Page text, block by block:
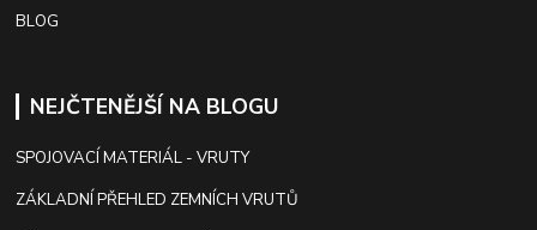
BLOG
NEJČTENĚJŠÍ NA BLOGU
SPOJOVACÍ MATERIÁL - VRUTY
ZÁKLADNÍ PŘEHLED ZEMNÍCH VRUTŮ